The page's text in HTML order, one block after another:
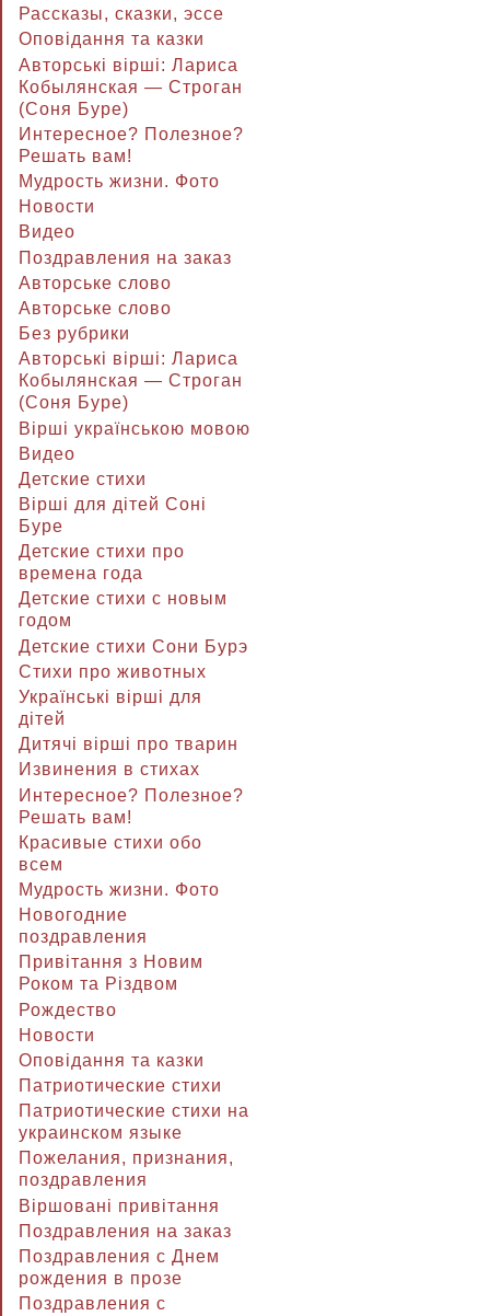
Рассказы, сказки, эссе
Оповідання та казки
Авторські вірші: Лариса
Кобылянская — Строган
(Соня Буре)
Интересное? Полезное?
Решать вам!
Мудрость жизни. Фото
Новости
Видео
Поздравления на заказ
Авторське слово
Авторське слово
Без рубрики
Авторські вірші: Лариса
Кобылянская — Строган
(Соня Буре)
Вірші українською мовою
Видео
Детские стихи
Вірші для дітей Соні
Буре
Детские стихи про
времена года
Детские стихи с новым
годом
Детские стихи Сони Бурэ
Стихи про животных
Українські вірші для
дітей
Дитячі вірші про тварин
Извинения в стихах
Интересное? Полезное?
Решать вам!
Красивые стихи обо
всем
Мудрость жизни. Фото
Новогодние
поздравления
Привітання з Новим
Роком та Різдвом
Рождество
Новости
Оповідання та казки
Патриотические стихи
Патриотические стихи на
украинском языке
Пожелания, признания,
поздравления
Віршовані привітання
Поздравления на заказ
Поздравления с Днем
рождения в прозе
Поздравления с